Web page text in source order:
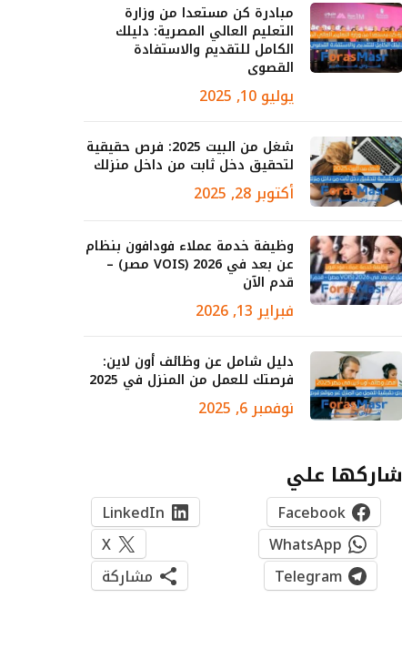
مبادرة كن مستعدا من وزارة
التعليم العالي المصرية: دليلك
الكامل للتقديم والاستفادة
القصوى
يوليو 10, 2025
شغل من البيت 2025: فرص حقيقية
لتحقيق دخل ثابت من داخل منزلك
أكتوبر 28, 2025
وظيفة خدمة عملاء فودافون بنظام
عن بعد في 2026 (VOIS مصر) –
قدم الآن
فبراير 13, 2026
دليل شامل عن وظائف أون لاين:
فرصتك للعمل من المنزل في 2025
نوفمبر 6, 2025
شاركها علي
Facebook
LinkedIn
WhatsApp
X
Telegram
مشاركة